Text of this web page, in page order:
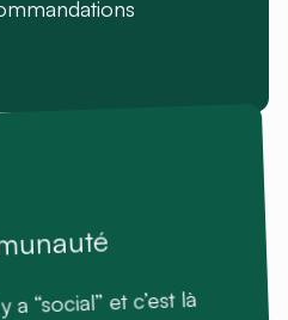
a “social” et c’est là